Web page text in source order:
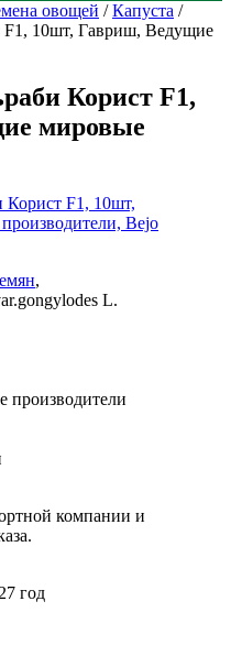
овощей /Капуста /
F1, 10шт, Гавриш, Ведущие
Корист F1,
мировые
,
L.
производители
компании и
год